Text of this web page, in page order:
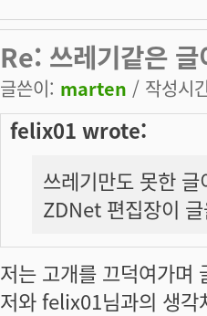
Re: 쓰레기같은
글쓴이: marten / 작성시
felix01 wrote:
쓰레기만도 못한
ZDNet 편집장이
저는 고개를 끄덕여가며
저와 felix01님과의 생각